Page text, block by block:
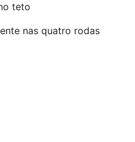
teto
nas quatro rodas